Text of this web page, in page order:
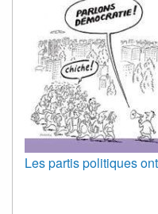
Les partis politiques